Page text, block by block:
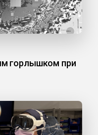
горлышком при